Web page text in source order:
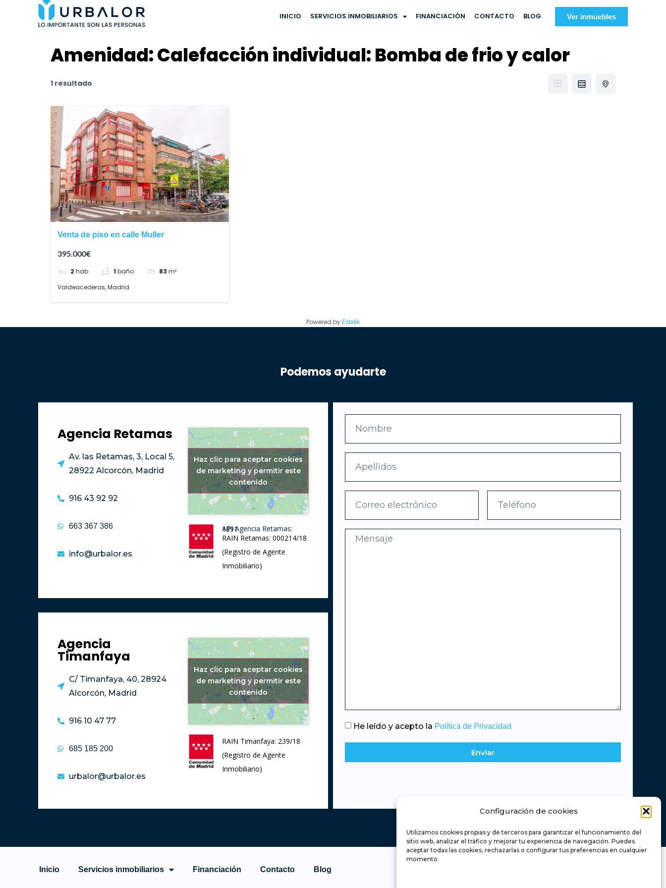
Configuración de cookies
Utilizamos cookies propias y de terceros para garantizar el funcionamiento del
sitio web, analizar el tráfico y mejorar tu experiencia de navegación. Puedes
aceptar todas las cookies, rechazarlas o configurar tus preferencias en cualquier
momento.
INICIO SERVICIOS INMOBILIARIOS FINANCIACIÓN CONTACTO BLOG Ver inmuebles
Amenidad:Calefacción individual: Bomba de frio y calor
1 resultado
Venta de piso en calle Muller
395.000€
2 hab 1 baño 83 m²
Valdeacederas, Madrid
Powered by Estatik
Podemos ayudarte
Agencia Retamas
Av. las Retamas, 3, Local 5,
28922 Alcorcón, Madrid
916 43 92 92
663 367 386
info@urbalor.es
Haz clic para aceptar cookies
de marketing y permitir este
contenido
API Agencia Retamas: 1891
RAIN Retamas: 000214/18
(Registro de Agente
Inmobiliario)
Agencia
Timanfaya
C/ Timanfaya, 40, 28924
Alcorcón, Madrid
916 10 47 77
685 185 200
urbalor@urbalor.es
Haz clic para aceptar cookies
de marketing y permitir este
contenido
RAIN Timanfaya: 239/18
(Registro de Agente
Inmobiliario)
He leído y acepto la Política de Privacidad
Enviar
Inicio Servicios inmobiliarios Financiación Contacto Blog